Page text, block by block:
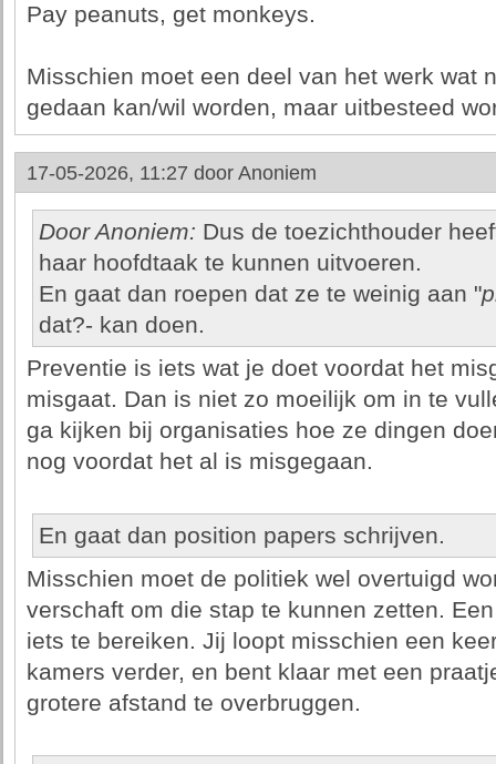
Pay peanuts, get monkeys.
Misschien moet een deel van het werk wat
gedaan kan/wil worden, maar uitbesteed
17-05-2026, 11:27 door Anoniem
Door Anoniem: Dus de toezichthouder
haar hoofdtaak te kunnen uitvoeren.
En gaat dan roepen dat ze te weinig aan "
dat?- kan doen.
Preventie is iets wat je doet voordat het
misgaat. Dan is niet zo moeilijk om in te
ga kijken bij organisaties hoe ze dingen
nog voordat het al is misgegaan.
En gaat dan position papers schrijven.
Misschien moet de politiek wel overtuigd
verschaft om die stap te kunnen zetten.
iets te bereiken. Jij loopt misschien een
kamers verder, en bent klaar met een
grotere afstand te overbruggen.